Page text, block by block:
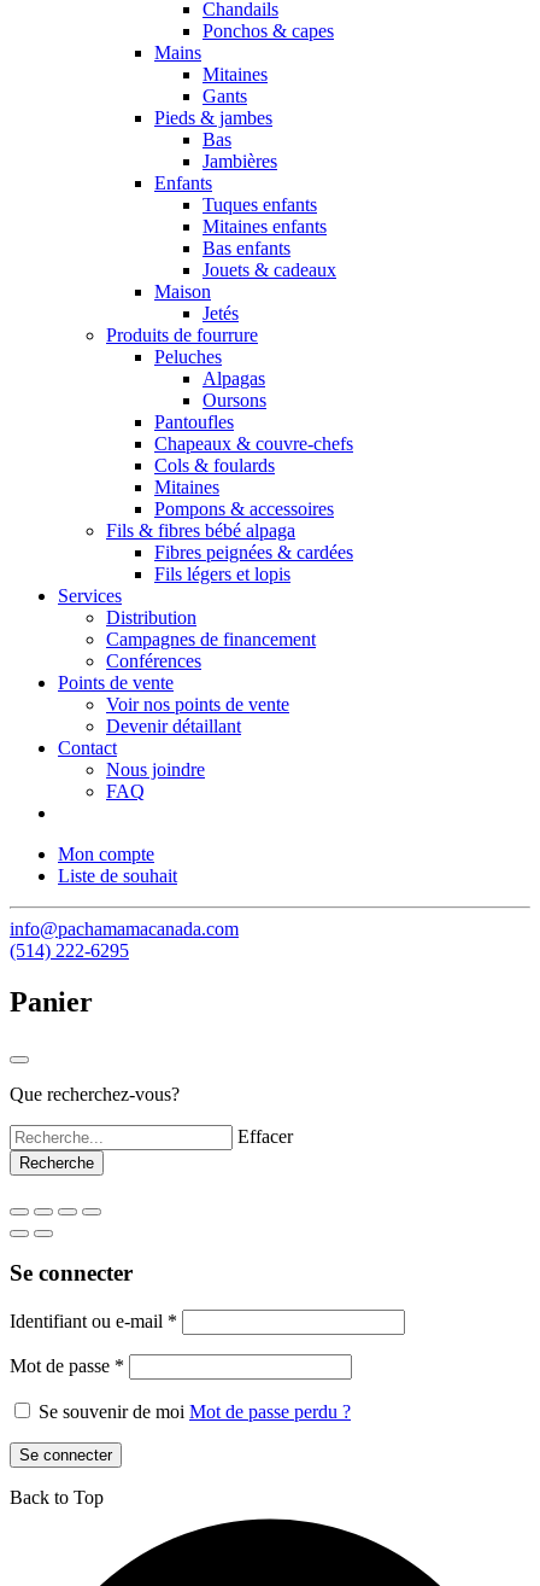
Chandails
Ponchos & capes
Mains
Mitaines
Gants
Pieds & jambes
Bas
Jambières
Enfants
Tuques enfants
Mitaines enfants
Bas enfants
Jouets & cadeaux
Maison
Jetés
Produits de fourrure
Peluches
Alpagas
Oursons
Pantoufles
Chapeaux & couvre-chefs
Cols & foulards
Mitaines
Pompons & accessoires
Fils & fibres bébé alpaga
Fibres peignées & cardées
Fils légers et lopis
Services
Distribution
Campagnes de financement
Conférences
Points de vente
Voir nos points de vente
Devenir détaillant
Contact
Nous joindre
FAQ
Mon compte
Liste de souhait
info@pachamamacanada.com
(514) 222-6295
Panier
Que recherchez-vous?
Effacer
Se connecter
Identifiant ou e-mail *
Mot de passe *
Se souvenir de moi Mot de passe perdu ?
Se connecter
Back to Top